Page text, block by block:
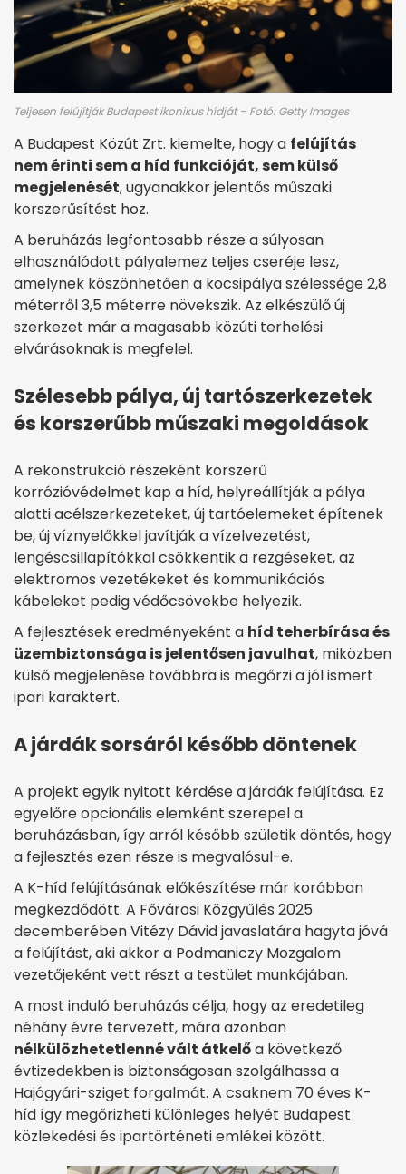
Teljesen felújítják Budapest ikonikus hídját – Fotó: Getty Images
A Budapest Közút Zrt. kiemelte, hogy a felújítás
nem érinti sem a híd funkcióját, sem külső
megjelenését, ugyanakkor jelentős műszaki
korszerűsítést hoz.
A beruházás legfontosabb része a súlyosan
elhasználódott pályalemez teljes cseréje lesz,
amelynek köszönhetően a kocsipálya szélessége 2,8
méterről 3,5 méterre növekszik. Az elkészülő új
szerkezet már a magasabb közúti terhelési
elvárásoknak is megfelel.
Szélesebb pálya, új tartószerkezetek
és korszerűbb műszaki megoldások
A rekonstrukció részeként korszerű
korrózióvédelmet kap a híd, helyreállítják a pálya
alatti acélszerkezeteket, új tartóelemeket építenek
be, új víznyelőkkel javítják a vízelvezetést,
lengéscsillapítókkal csökkentik a rezgéseket, az
elektromos vezetékeket és kommunikációs
kábeleket pedig védőcsövekbe helyezik.
A fejlesztések eredményeként a híd teherbírása és
üzembiztonsága is jelentősen javulhat, miközben
külső megjelenése továbbra is megőrzi a jól ismert
ipari karaktert.
A járdák sorsáról később döntenek
A projekt egyik nyitott kérdése a járdák felújítása. Ez
egyelőre opcionális elemként szerepel a
beruházásban, így arról később születik döntés, hogy
a fejlesztés ezen része is megvalósul-e.
A K-híd felújításának előkészítése már korábban
megkezdődött. A Fővárosi Közgyűlés 2025
decemberében Vitézy Dávid javaslatára hagyta jóvá
a felújítást, aki akkor a Podmaniczy Mozgalom
vezetőjeként vett részt a testület munkájában.
A most induló beruházás célja, hogy az eredetileg
néhány évre tervezett, mára azonban
nélkülözhetetlenné vált átkelőa következő
évtizedekben is biztonságosan szolgálhassa a
Hajógyári-sziget forgalmát. A csaknem 70 éves K-
híd így megőrizheti különleges helyét Budapest
közlekedési és ipartörténeti emlékei között.